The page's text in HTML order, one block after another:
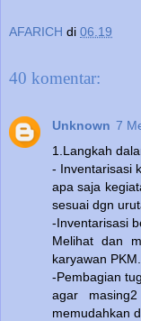
AFARICH di 06.19
40 komentar:
Unknown 7
1.Langkah
- Inventarisasi
apa saja
sesuai dgn
-Inventarisasi
Melihat dan
karyawan PKM.
-Pembagian
agar
memudahkan